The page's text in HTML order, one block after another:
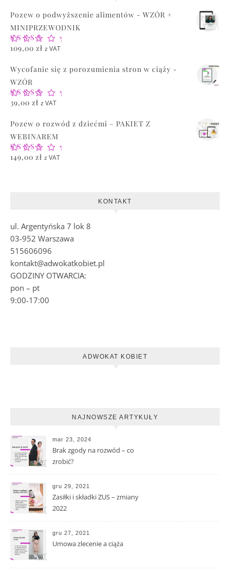
Pozew o podwyższenie alimentów - WZÓR +
MINIPRZEWODNIK
Oceniono
109,00 zł z VAT
Wycofanie się z porozumienia stron w ciąży -
WZÓR
Oceniono
39,00 zł z VAT
Pozew o rozwód z dziećmi – PAKIET Z
WEBINAREM
Oceniono
149,00 zł z VAT
KONTAKT
ul. Argentyńska 7 lok 8
03-952 Warszawa
515606096
kontakt@adwokatkobiet.pl
GODZINY OTWARCIA:
pon – pt
9:00-17:00
ADWOKAT KOBIET
NAJNOWSZE ARTYKUŁY
mar 23, 2024
Brak zgody na rozwód – co
zrobić?
gru 29, 2021
Zasiłki i składki ZUS – zmiany
2022
gru 27, 2021
Umowa zlecenie a ciąża